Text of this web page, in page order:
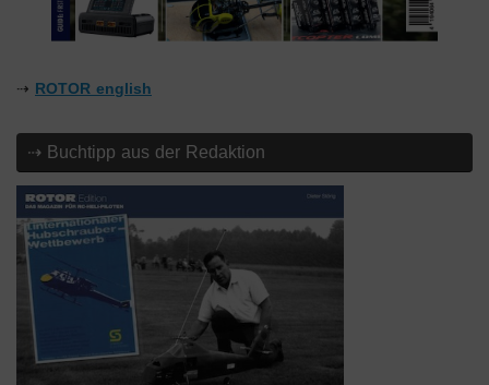
⇢ ROTOR english
⇢ Buchtipp aus der Redaktion